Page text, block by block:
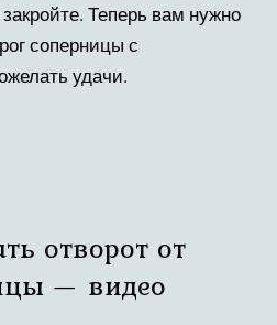
Теперь вам нужно
соперницы с
удачи.
отворот от
— видео